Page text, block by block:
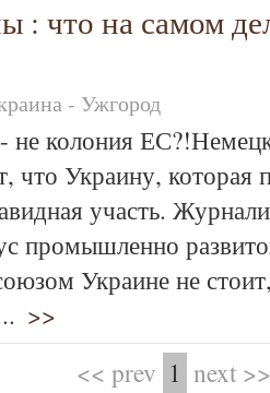
: что на самом
- Ужгород
не колония
что Украину, которая
участь.
промышленно
Украине не
>>
<< prev 1 next >>